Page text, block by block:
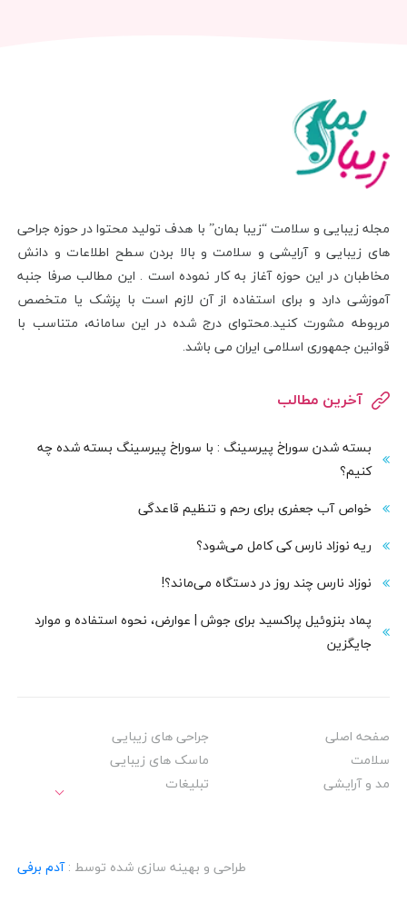
مجله زیبایی و سلامت “زیبا بمان” با هدف تولید محتوا در حوزه جراحی
های زیبایی و آرایشی و سلامت و بالا بردن سطح اطلاعات و دانش
مخاطبان در این حوزه آغاز به کار نموده است . این مطالب صرفا جنبه
آموزشی دارد و برای استفاده از آن لازم است با پزشک یا متخصص
مربوطه مشورت کنید.محتوای درج شده در این سامانه، متناسب با
قوانین جمهوری اسلامی ایران می باشد.
آخرین مطالب
بسته شدن سوراخ پیرسینگ : با سوراخ پیرسینگ بسته شده چه
کنیم؟
خواص آب جعفری برای رحم و تنظیم قاعدگی
ریه نوزاد نارس کی کامل می‌شود؟
نوزاد نارس چند روز در دستگاه می‌ماند؟!
پماد بنزوئیل پراکسید برای جوش | عوارض، نحوه استفاده و موارد
جایگزین
صفحه اصلی
جراحی های زیبایی
سلامت
ماسک های زیبایی
مد و آرایشی
تبلیغات
طراحی و بهینه سازی شده توسط :آدم برفی